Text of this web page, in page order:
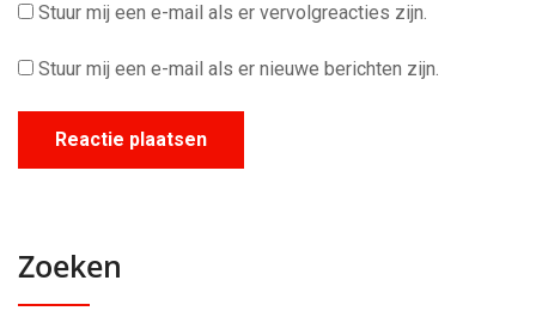
Stuur mij een e-mail als er vervolgreacties zijn.
Stuur mij een e-mail als er nieuwe berichten zijn.
Zoeken